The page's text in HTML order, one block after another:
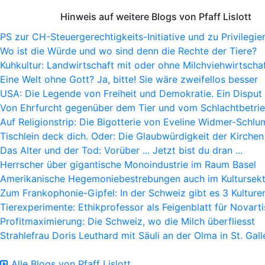
Hinweis auf weitere Blogs von Pfaff Lislott
PS zur CH-Steuergerechtigkeits-Initiative und zu
Wo ist die Würde und wo sind denn die Rechte der Tiere?
Kuhkultur: Landwirtschaft mit oder ohne
Eine Welt ohne Gott? Ja, bitte! Sie wäre zweifellos besser
USA: Die Legende von Freiheit und Demokratie. Ein Disput
Von Ehrfurcht gegenüber dem Tier und vom
Auf Religionstrip: Die Bigotterie von Eveline Widmer-
Tischlein deck dich. Oder: Die Glaubwürdigkeit der Kirchen
Das Alter und der Tod: Vorüber ... Jetzt bist du dran ...
Herrscher über gigantische Monoindustrie im Raum Basel
Amerikanische Hegemoniebestrebungen auch im
Zum Frankophonie-Gipfel: In der Schweiz gibt es 3
Tierexperimente: Ethikprofessor als Feigenblatt für
Profitmaximierung: Die Schweiz, wo die Milch überfliesst
Strahlefrau Doris Leuthard mit Säuli an der Olma in St.